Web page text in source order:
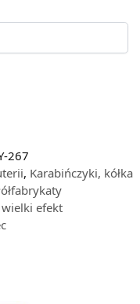
267
, Karabińczyki, kółka
wielki efekt